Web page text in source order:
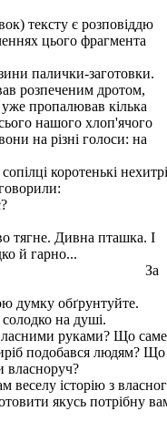
тексту є розповіддю
цього фрагмента
палички-заготовки.
розпеченим дротом,
уже пропалював кілька
нашого хлоп'ячого
на різні голоси: на
коротенькі нехитрі
тягне. Дивна пташка. І
й гарно...
думку обґрунтуйте.
солодко на душі.
руками? Що
подобався людям? Що
власноруч?
веселу історію з
якусь потрібну